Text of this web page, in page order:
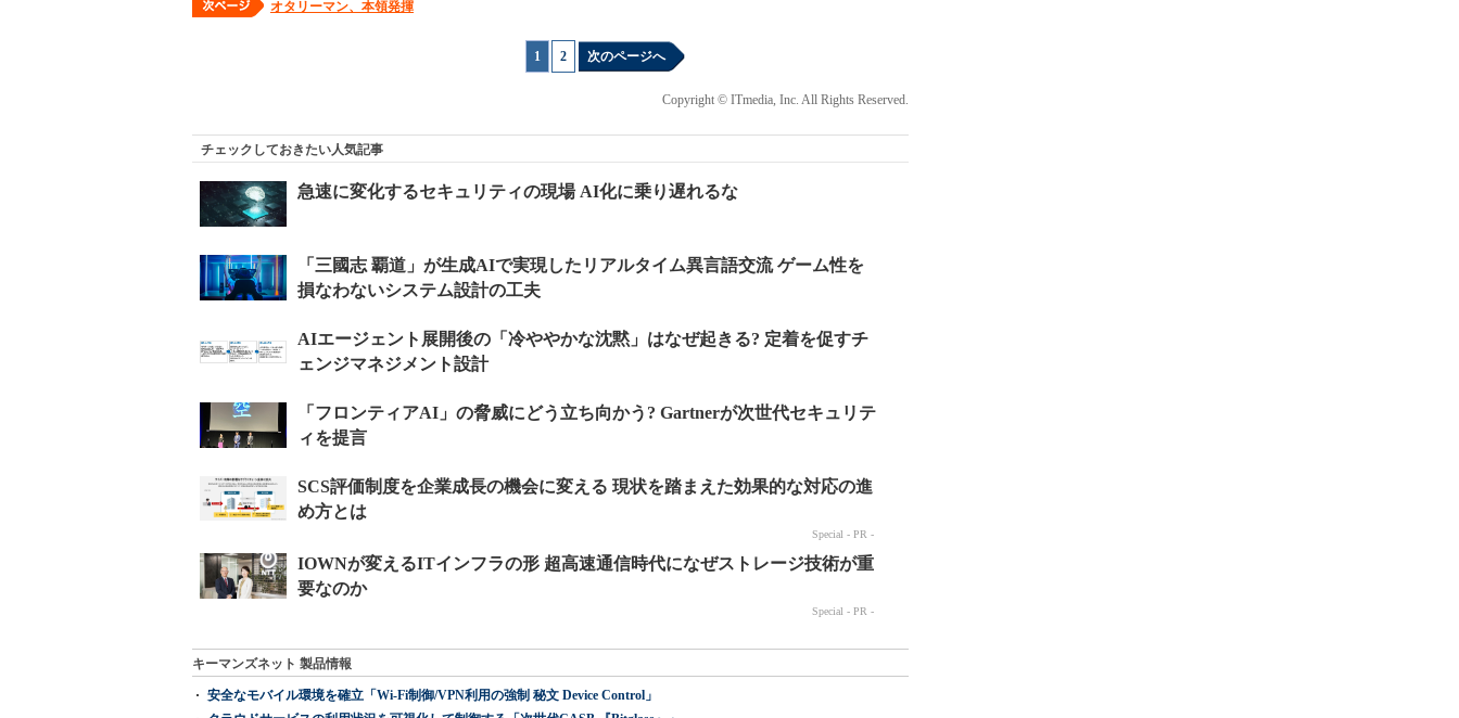
オタリーマン、本領発揮
1 2 次のページへ
Copyright © ITmedia, Inc. All Rights Reserved.
チェックしておきたい人気記事
キーマンズネット 製品情報
安全なモバイル環境を確立「Wi-Fi制御/VPN利用の強制 秘文 Device Control」